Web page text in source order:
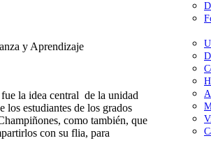
y Aprendizaje
la​ idea central ​ de ​l​a unidad
los estudiantes de los grados
como también, que
con su flia, para